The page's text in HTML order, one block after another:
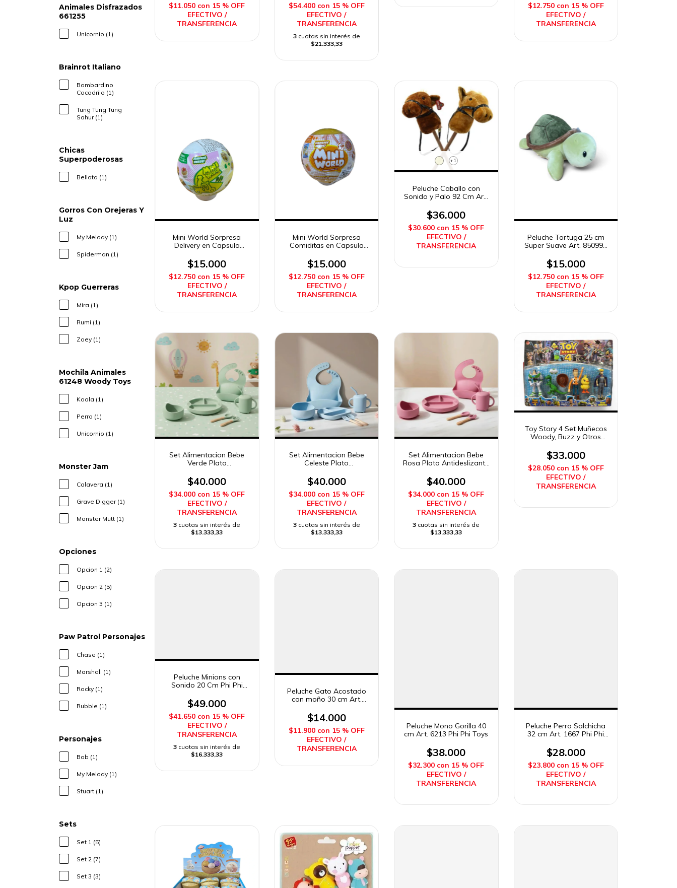
Animales Disfrazados
661255
Unicornio (1)
Brainrot Italiano
Bombardino
Cocodrilo (1)
Tung Tung Tung
Sahur (1)
Chicas
Superpoderosas
Bellota (1)
Gorros Con Orejeras Y
Luz
My Melody (1)
Spiderman (1)
Kpop Guerreras
Mira (1)
Rumi (1)
Zoey (1)
Mochila Animales
61248 Woody Toys
Koala (1)
Perro (1)
Unicornio (1)
Monster Jam
Calavera (1)
Grave Digger (1)
Monster Mutt (1)
Opciones
Opcion 1 (2)
Opcion 2 (5)
Opcion 3 (1)
Paw Patrol Personajes
Chase (1)
Marshall (1)
Rocky (1)
Rubble (1)
Personajes
Bob (1)
My Melody (1)
Stuart (1)
Sets
Set 1 (5)
Set 2 (7)
Set 3 (3)
$11.050 con 15 % OFF
EFECTIVO /
TRANSFERENCIA
$54.400 con 15 % OFF
EFECTIVO /
TRANSFERENCIA
3 cuotas sin interés de
$21.333,33
$12.750 con 15 % OFF
EFECTIVO /
TRANSFERENCIA
Mini World Sorpresa
Delivery en Capsula
$15.000
$12.750 con 15 % OFF
EFECTIVO /
TRANSFERENCIA
Mini World Sorpresa
Comiditas en Capsula
$15.000
$12.750 con 15 % OFF
EFECTIVO /
TRANSFERENCIA
+1
Peluche Caballo con
Sonido y Palo 92 Cm Art.
$36.000
$30.600 con 15 % OFF
EFECTIVO /
TRANSFERENCIA
Peluche Tortuga 25 cm
Super Suave Art. 850990
$15.000
$12.750 con 15 % OFF
EFECTIVO /
TRANSFERENCIA
Set Alimentacion Bebe
Verde Plato
Completo Imposol
$40.000
$34.000 con 15 % OFF
EFECTIVO /
TRANSFERENCIA
3 cuotas sin interés de
$13.333,33
Set Alimentacion Bebe
Celeste Plato
Completo Imposol
$40.000
$34.000 con 15 % OFF
EFECTIVO /
TRANSFERENCIA
3 cuotas sin interés de
$13.333,33
Set Alimentacion Bebe
Rosa Plato Antideslizante
Imposol
$40.000
$34.000 con 15 % OFF
EFECTIVO /
TRANSFERENCIA
3 cuotas sin interés de
$13.333,33
Toy Story 4 Set Muñecos
Woody, Buzz y Otros
Imposol
$33.000
$28.050 con 15 % OFF
EFECTIVO /
TRANSFERENCIA
Peluche Minions con
Sonido 20 Cm Phi Phi
$49.000
$41.650 con 15 % OFF
EFECTIVO /
TRANSFERENCIA
3 cuotas sin interés de
$16.333,33
Peluche Gato Acostado
con moño 30 cm Art.
$14.000
$11.900 con 15 % OFF
EFECTIVO /
TRANSFERENCIA
Peluche Mono Gorilla 40
cm Art. 6213 Phi Phi Toys
$38.000
$32.300 con 15 % OFF
EFECTIVO /
TRANSFERENCIA
Peluche Perro Salchicha
32 cm Art. 1667 Phi Phi
$28.000
$23.800 con 15 % OFF
EFECTIVO /
TRANSFERENCIA